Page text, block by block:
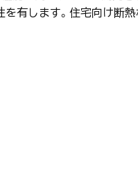
有します。住宅向け断